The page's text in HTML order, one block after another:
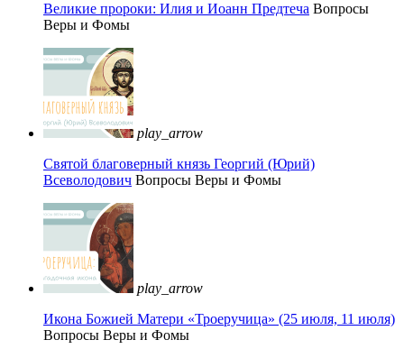
Великие пророки: Илия и Иоанн Предтеча Вопросы
Веры и Фомы
play_arrow
Святой благоверный князь Георгий (Юрий)
Всеволодович Вопросы Веры и Фомы
play_arrow
Икона Божией Матери «Троеручица» (25 июля, 11 июля)
Вопросы Веры и Фомы